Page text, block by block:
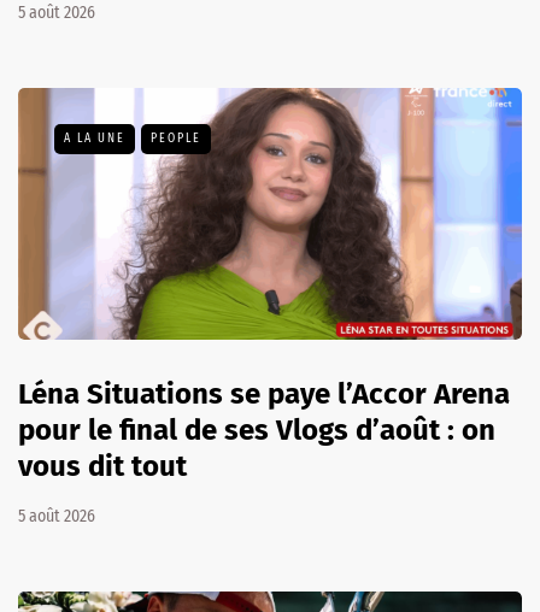
5 août 2026
A LA UNE PEOPLE
Léna Situations se paye l’Accor Arena
pour le final de ses Vlogs d’août : on
vous dit tout
5 août 2026